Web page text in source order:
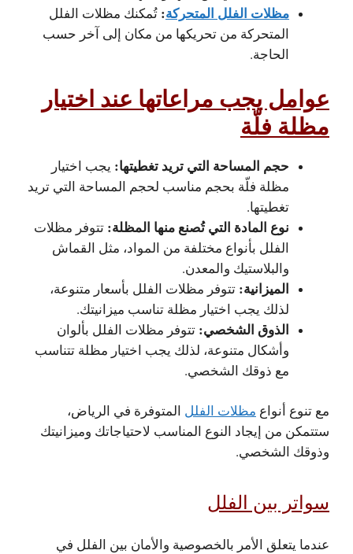
مظلات الفلل المتحركة: تُمكنك مظلات الفلل
المتحركة من تحريكها من مكان إلى آخر حسب
الحاجة.
عوامل يجب مراعاتها عند اختيار
مظلة فلّة
حجم المساحة التي تريد تغطيتها: يجب اختيار
مظلة فلّة بحجم مناسب لحجم المساحة التي تريد
تغطيتها.
نوع المادة التي تُصنع منها المظلة: تتوفر مظلات
الفلل بأنواع مختلفة من المواد، مثل القماش
والبلاستيك والمعدن.
الميزانية: تتوفر مظلات الفلل بأسعار متنوعة،
لذلك يجب اختيار مظلة تناسب ميزانيتك.
الذوق الشخصي: تتوفر مظلات الفلل بألوان
وأشكال متنوعة، لذلك يجب اختيار مظلة تتناسب
مع ذوقك الشخصي.
مع تنوع أنواع مظلات الفلل المتوفرة في الرياض،
ستتمكن من إيجاد النوع المناسب لاحتياجاتك وميزانيتك
وذوقك الشخصي.
سواتر بين الفلل
عندما يتعلق الأمر بالخصوصية والأمان بين الفلل في